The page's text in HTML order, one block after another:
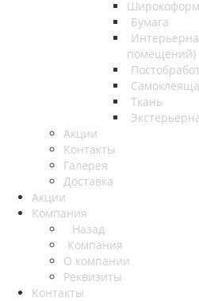
Бумага
помещений)
Ткань
Акции
Контакты
Галерея
Доставка
Акции
Компания
Назад
Компания
О компании
Реквизиты
Контакты